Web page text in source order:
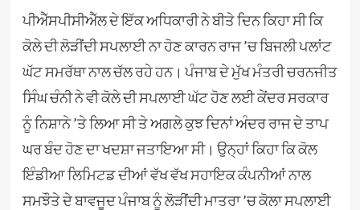
ਪੀਐੱਸਪੀਸੀਐੱਲ ਦੇ ਇੱਕ ਅਧਿਕਾਰੀ ਨੇ ਬੀਤੇ ਦਿਨ ਕਿਹਾ ਸੀ ਕਿ
ਕੋਲੇ ਦੀ ਲੋੜੀਂਦੀ ਸਪਲਾਈ ਨਾ ਹੋਣ ਕਾਰਨ ਰਾਜ ’ਚ ਬਿਜਲੀ ਪਲਾਂਟ
ਘੱਟ ਸਮਰੱਥਾ ਨਾਲ ਚੱਲ ਰਹੇ ਹਨ। ਪੰਜਾਬ ਦੇ ਮੁੱਖ ਮੰਤਰੀ ਚਰਨਜੀਤ
ਸਿੰਘ ਚੰਨੀ ਨੇ ਵੀ ਕੋਲੇ ਦੀ ਸਪਲਾਈ ਘੱਟ ਹੋਣ ਲਈ ਕੇਂਦਰ ਸਰਕਾਰ
ਨੂੰ ਨਿਸ਼ਾਨੇ ’ਤੇ ਲਿਆ ਸੀ ਤੇ ਅਗਲੇ ਕੁਝ ਦਿਨਾਂ ਅੰਦਰ ਰਾਜ ਦੇ ਤਾਪ
ਘਰ ਬੰਦ ਹੋਣ ਦਾ ਖਦਸ਼ਾ ਜਤਾਇਆ ਸੀ। ਉਨ੍ਹਾਂ ਕਿਹਾ ਕਿ ਕੋਲ
ਇੰਡੀਆ ਲਿਮਿਟਡ ਦੀਆਂ ਵੱਖ ਵੱਖ ਸਹਾਇਕ ਕੰਪਨੀਆਂ ਨਾਲ
ਸਮਝੌਤੇ ਦੇ ਬਾਵਜੂਦ ਪੰਜਾਬ ਨੂੰ ਲੋੜੀਂਦੀ ਮਾਤਰਾ ’ਚ ਕੋਲਾ ਸਪਲਾਈ